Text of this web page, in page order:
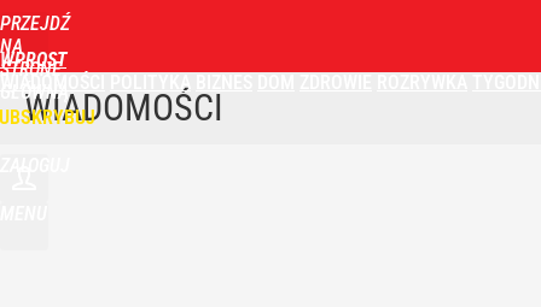
PRZEJDŹ
NA
STRONĘ
GŁÓWNĄ
WPROST
POLITYKA
WIADOMOŚCI